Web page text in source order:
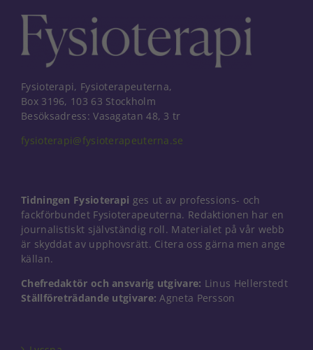
Fysioterapi, Fysioterapeuterna,
Box 3196, 103 63 Stockholm
Besöksadress: Vasagatan 48, 3 tr
fysioterapi@fysioterapeuterna.se
Tidningen Fysioterapi ges ut av professions- och
fackförbundet Fysioterapeuterna. Redaktionen har en
journalistiskt självständig roll. Materialet på vår webb
är skyddat av upphovsrätt. Citera oss gärna men ange
källan.
Chefredaktör och ansvarig utgivare: Linus Hellerstedt
Ställföreträdande utgivare: Agneta Persson